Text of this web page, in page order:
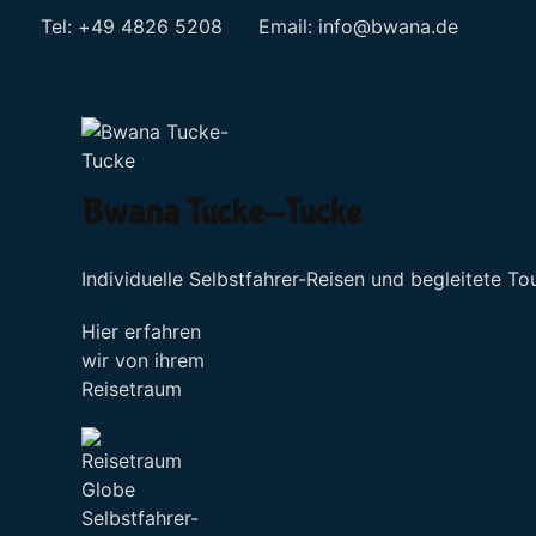
Tel: +49 4826 5208 Email: info@bwana.de
Bwana Tucke-Tucke
Individuelle Selbstfahrer-Reisen und begleitete
Hier erfahren
wir von ihrem
Reisetraum
Selbstfahrer-